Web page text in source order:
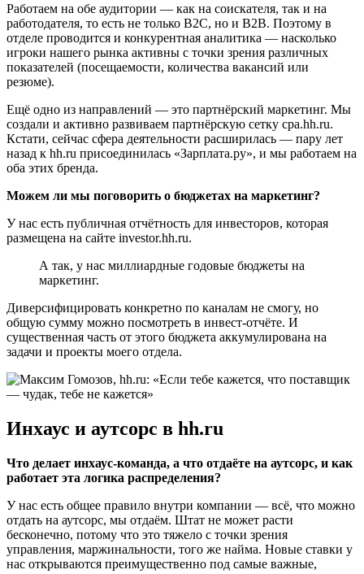
Работаем на обе аудитории — как на соискателя, так и на
работодателя, то есть не только B2C, но и B2B. Поэтому в
отделе проводится и конкурентная аналитика — насколько
игроки нашего рынка активны с точки зрения различных
показателей (посещаемости, количества вакансий или
резюме).
Ещё одно из направлений — это партнёрский маркетинг. Мы
создали и активно развиваем партнёрскую сетку cpa.hh.ru.
Кстати, сейчас сфера деятельности расширилась — пару лет
назад к hh.ru присоединилась «Зарплата.ру», и мы работаем на
оба этих бренда.
Можем ли мы поговорить о бюджетах на маркетинг?
У нас есть публичная отчётность для инвесторов, которая
размещена на сайте investor.hh.ru.
А так, у нас миллиардные годовые бюджеты на
маркетинг.
Диверсифицировать конкретно по каналам не смогу, но
общую сумму можно посмотреть в инвест-отчёте. И
существенная часть от этого бюджета аккумулирована на
задачи и проекты моего отдела.
Инхаус и аутсорс в hh.ru
Что делает инхаус-команда, а что отдаёте на аутсорс, и как
работает эта логика распределения?
У нас есть общее правило внутри компании — всё, что можно
отдать на аутсорс, мы отдаём. Штат не может расти
бесконечно, потому что это тяжело с точки зрения
управления, маржинальности, того же найма. Новые ставки у
нас открываются преимущественно под самые важные,